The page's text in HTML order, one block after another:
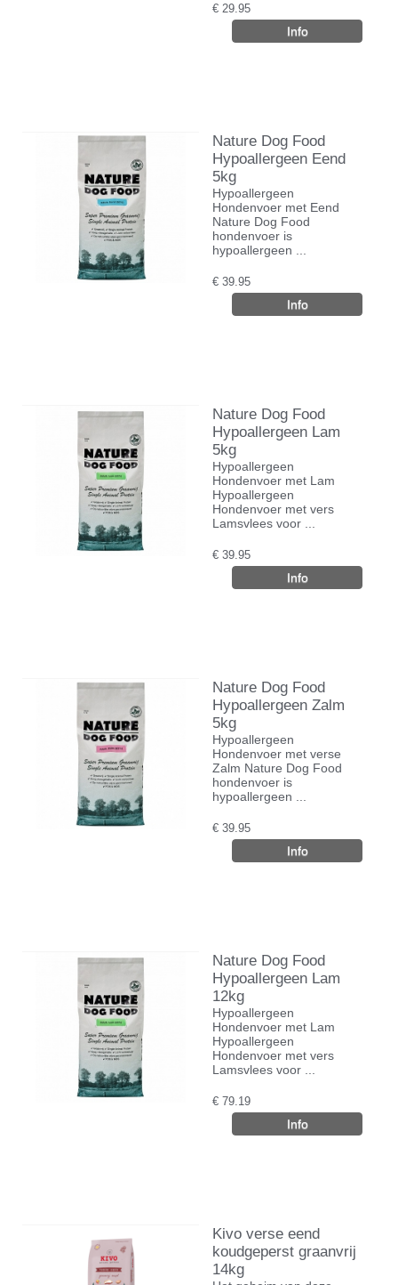
€ 29.95
Nature Dog Food
Hypoallergeen Eend
5kg
Hypoallergeen
Hondenvoer met Eend
Nature Dog Food
hondenvoer is
hypoallergeen ...
€ 39.95
Nature Dog Food
Hypoallergeen Lam
5kg
Hypoallergeen
Hondenvoer met Lam
Hypoallergeen
Hondenvoer met vers
Lamsvlees voor ...
€ 39.95
Nature Dog Food
Hypoallergeen Zalm
5kg
Hypoallergeen
Hondenvoer met verse
Zalm Nature Dog Food
hondenvoer is
hypoallergeen ...
€ 39.95
Nature Dog Food
Hypoallergeen Lam
12kg
Hypoallergeen
Hondenvoer met Lam
Hypoallergeen
Hondenvoer met vers
Lamsvlees voor ...
€ 79.19
Kivo verse eend
koudgeperst graanvrij
14kg